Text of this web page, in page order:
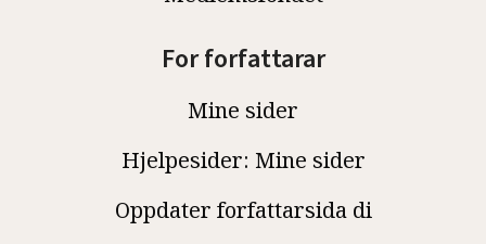
For forfattarar
Mine sider
Hjelpesider: Mine sider
Oppdater forfattarsida di